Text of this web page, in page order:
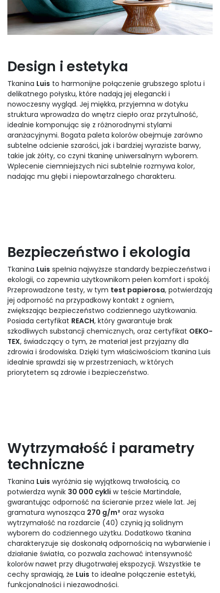
Design i estetyka
Tkanina Luis to harmonijne połączenie grubszego splotu i
delikatnego połysku, które nadają jej elegancki i
nowoczesny wygląd. Jej miękka, przyjemna w dotyku
struktura wprowadza do wnętrz ciepło oraz przytulność,
idealnie komponując się z różnorodnymi stylami
aranżacyjnymi. Bogata paleta kolorów obejmuje zarówno
subtelne odcienie szarości, jak i bardziej wyraziste barwy,
takie jak żółty, co czyni tkaninę uniwersalnym wyborem.
Wplecenie ciemniejszych nici subtelnie rozmywa kolor,
nadając mu głębi i niepowtarzalnego charakteru.
Bezpieczeństwo i ekologia
Tkanina Luis spełnia najwyższe standardy bezpieczeństwa i
ekologii, co zapewnia użytkownikom pełen komfort i spokój.
Przeprowadzone testy, w tym test papierosa, potwierdzają
jej odporność na przypadkowy kontakt z ogniem,
zwiększając bezpieczeństwo codziennego użytkowania.
Posiada certyfikat REACH, który gwarantuje brak
szkodliwych substancji chemicznych, oraz certyfikat OEKO-
TEX, świadczący o tym, że materiał jest przyjazny dla
zdrowia i środowiska. Dzięki tym właściwościom tkanina Luis
idealnie sprawdzi się w przestrzeniach, w których
priorytetem są zdrowie i bezpieczeństwo.
Wytrzymałość i parametry
techniczne
Tkanina Luis wyróżnia się wyjątkową trwałością, co
potwierdza wynik 30 000 cykli w teście Martindale,
gwarantując odporność na ścieranie przez wiele lat. Jej
gramatura wynosząca 270 g/m² oraz wysoka
wytrzymałość na rozdarcie (40) czynią ją solidnym
wyborem do codziennego użytku. Dodatkowo tkanina
charakteryzuje się doskonałą odpornością na wybarwienie i
działanie światła, co pozwala zachować intensywność
kolorów nawet przy długotrwałej ekspozycji. Wszystkie te
cechy sprawiają, że Luis to idealne połączenie estetyki,
funkcjonalności i niezawodności.